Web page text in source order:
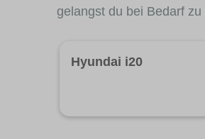
gelangst du bei Bedarf zu
Hyundai i20